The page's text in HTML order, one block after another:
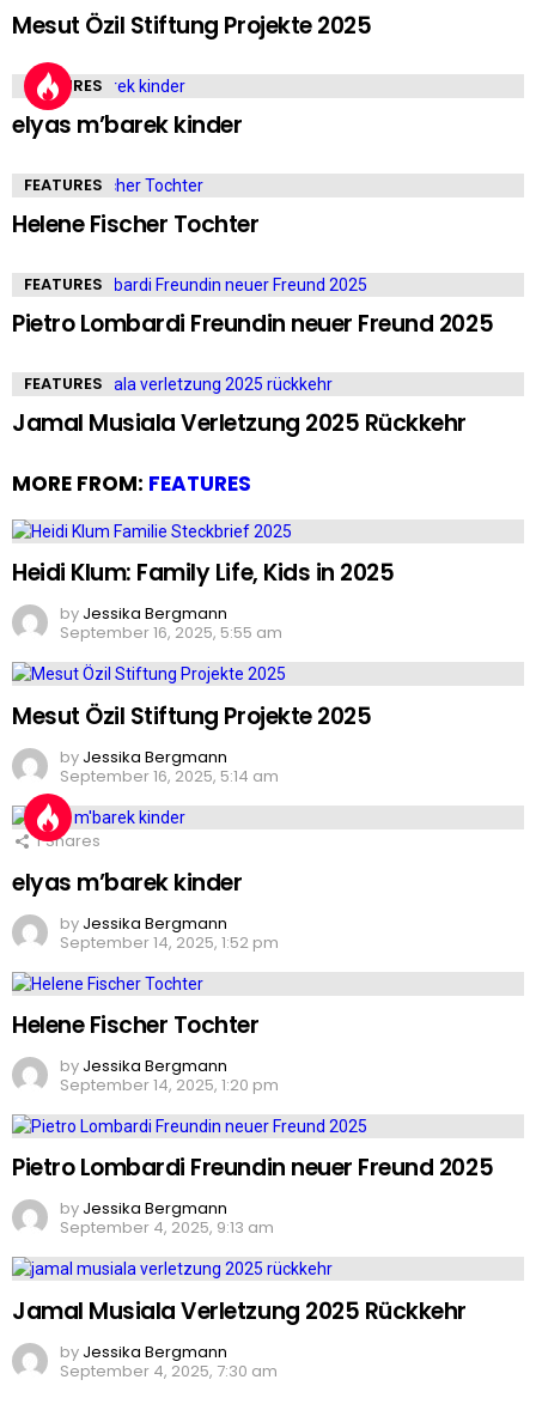
Mesut Özil Stiftung Projekte 2025
FEATURES
elyas m’barek kinder
FEATURES
Helene Fischer Tochter
FEATURES
Pietro Lombardi Freundin neuer Freund 2025
FEATURES
Jamal Musiala Verletzung 2025 Rückkehr
MORE FROM: FEATURES
Heidi Klum: Family Life, Kids in 2025
by Jessika Bergmann
September 16, 2025, 5:55 am
Mesut Özil Stiftung Projekte 2025
by Jessika Bergmann
September 16, 2025, 5:14 am
1 Shares
elyas m’barek kinder
by Jessika Bergmann
September 14, 2025, 1:52 pm
Helene Fischer Tochter
by Jessika Bergmann
September 14, 2025, 1:20 pm
Pietro Lombardi Freundin neuer Freund 2025
by Jessika Bergmann
September 4, 2025, 9:13 am
Jamal Musiala Verletzung 2025 Rückkehr
by Jessika Bergmann
September 4, 2025, 7:30 am